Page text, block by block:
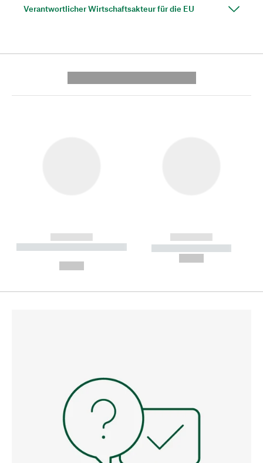
Verantwortlicher Wirtschaftsakteur für die EU
------------
----------- ----------- --------
------------
----------- -----------